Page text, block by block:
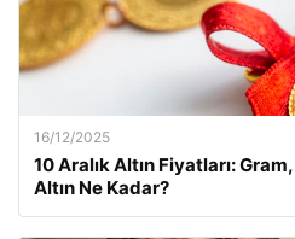
16/12/2025
10 Aralık Altın Fiyatları:
Altın Ne Kadar?